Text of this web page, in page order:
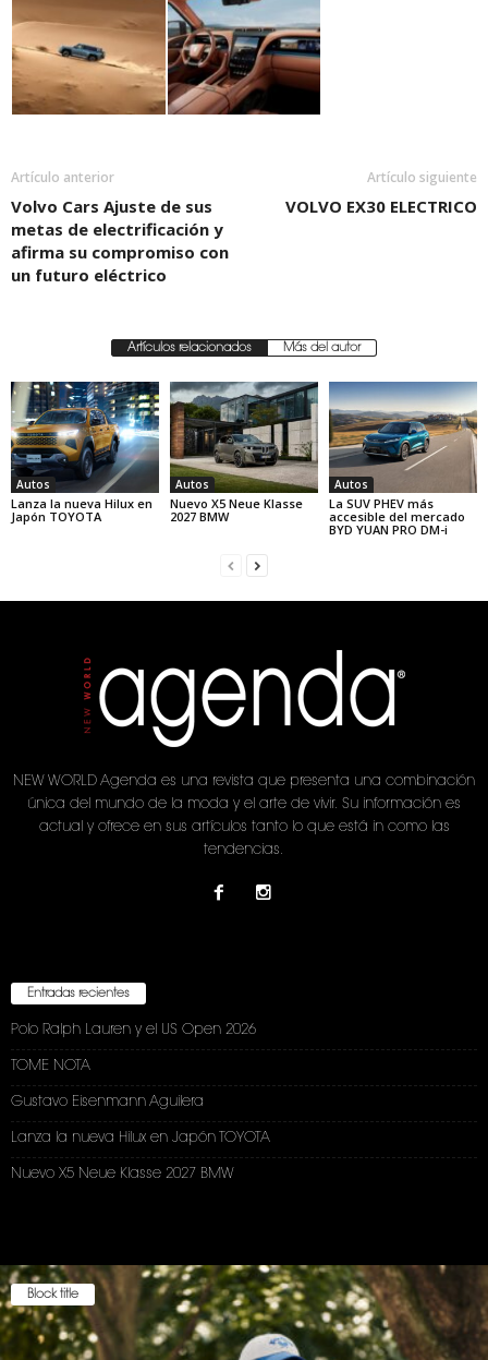
Artículo anterior
Volvo Cars Ajuste de sus
metas de electrificación y
afirma su compromiso con
un futuro eléctrico
Artículo siguiente
VOLVO EX30 ELECTRICO
Artículos relacionados Más del autor
Autos
Lanza la nueva Hilux en
Japón TOYOTA
Autos
Nuevo X5 Neue Klasse
2027 BMW
Autos
La SUV PHEV más
accesible del mercado
BYD YUAN PRO DM-i
NEW WORLD Agenda es una revista que presenta una combinación
única del mundo de la moda y el arte de vivir. Su información es
actual y ofrece en sus artículos tanto lo que está in como las
tendencias.
Entradas recientes
Polo Ralph Lauren y el US Open 2026
TOME NOTA
Gustavo Eisenmann Aguilera
Lanza la nueva Hilux en Japón TOYOTA
Nuevo X5 Neue Klasse 2027 BMW
Block title